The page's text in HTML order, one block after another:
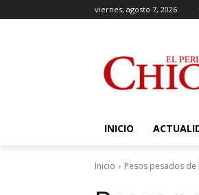
viernes, agosto 7, 2026
INICIO
Inicio Pesos pesados